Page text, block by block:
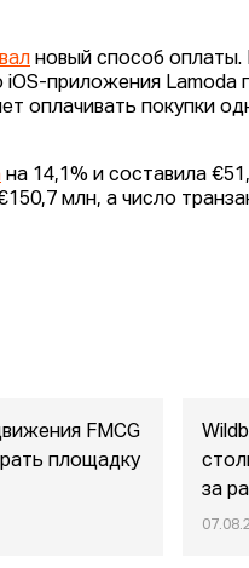
новый способ
приложения Lamoda
оплачивать покупки
на 14,1% и составила
млн, а число
FMCG
площадку
за